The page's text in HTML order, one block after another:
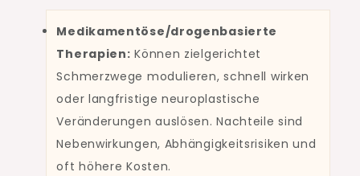
Medikamentöse/drogenbasierte
Therapien: Können zielgerichtet
Schmerzwege modulieren, schnell wirken
oder langfristige neuroplastische
Veränderungen auslösen. Nachteile sind
Nebenwirkungen, Abhängigkeitsrisiken und
oft höhere Kosten.